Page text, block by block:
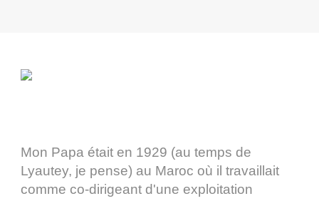
Mon Papa était en 1929 (au temps de
Lyautey, je pense) au Maroc où il travaillait
comme co-dirigeant d'une exploitation